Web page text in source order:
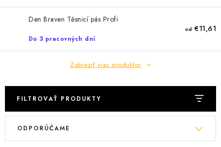
Den Braven Těsnicí pás Profi
Do 3 pracovných dní
od €11,61
Zobraziť viac produktov
FILTROVAŤ PRODUKTY
V
R
ODPORÚČAME